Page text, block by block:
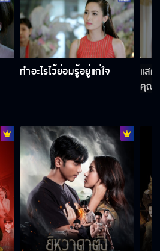
ทำอะไรไว้ย่อมรู้อยู่แก่ใจ
แส
คุณ